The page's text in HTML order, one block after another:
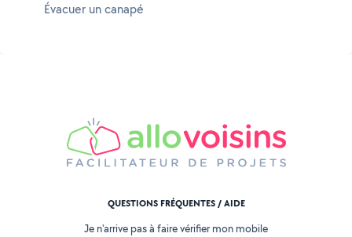
Évacuer un canapé
QUESTIONS FRÉQUENTES / AIDE
Je n'arrive pas à faire vérifier mon mobile